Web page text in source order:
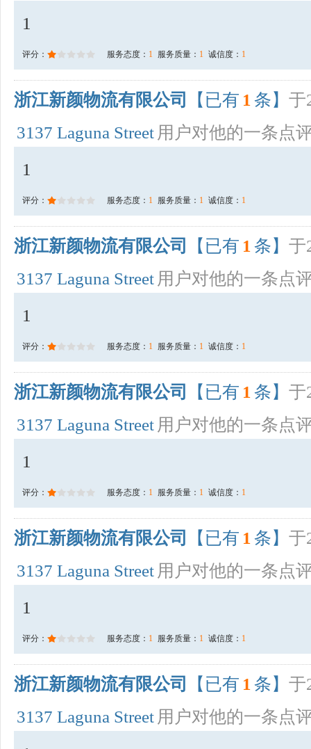
1
评分： 服务态度： 1 服务质量： 1 诚信度： 1
浙江新颜物流有限公司 【已有 1 条】 于
3137 Laguna Street 用户对他的一条点
1
评分： 服务态度： 1 服务质量： 1 诚信度： 1
浙江新颜物流有限公司 【已有 1 条】 于
3137 Laguna Street 用户对他的一条点
1
评分： 服务态度： 1 服务质量： 1 诚信度： 1
浙江新颜物流有限公司 【已有 1 条】 于
3137 Laguna Street 用户对他的一条点
1
评分： 服务态度： 1 服务质量： 1 诚信度： 1
浙江新颜物流有限公司 【已有 1 条】 于
3137 Laguna Street 用户对他的一条点
1
评分： 服务态度： 1 服务质量： 1 诚信度： 1
浙江新颜物流有限公司 【已有 1 条】 于
3137 Laguna Street 用户对他的一条点